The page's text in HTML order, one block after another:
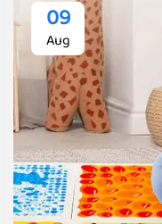
09
Aug